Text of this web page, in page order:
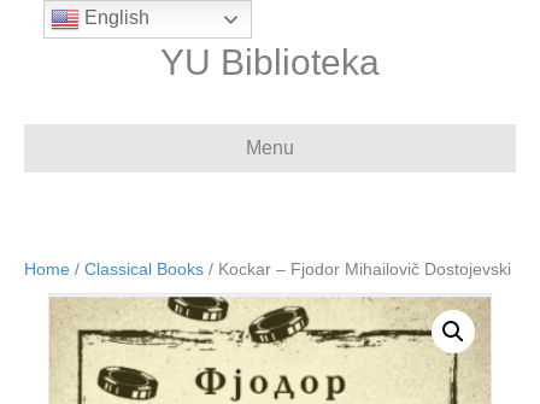
YU Biblioteka
Menu
Home / Classical Books / Kockar – Fjodor Mihailovič Dostojevski
English